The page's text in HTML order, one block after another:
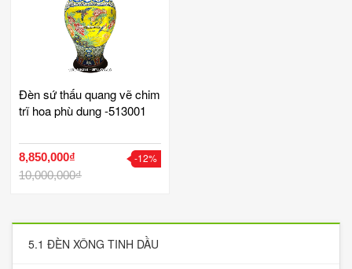
Đèn sứ thấu quang vẽ chim
trĩ hoa phù dung -513001
8,850,000₫
10,000,000₫
-12%
5.1 ĐÈN XÔNG TINH DẦU